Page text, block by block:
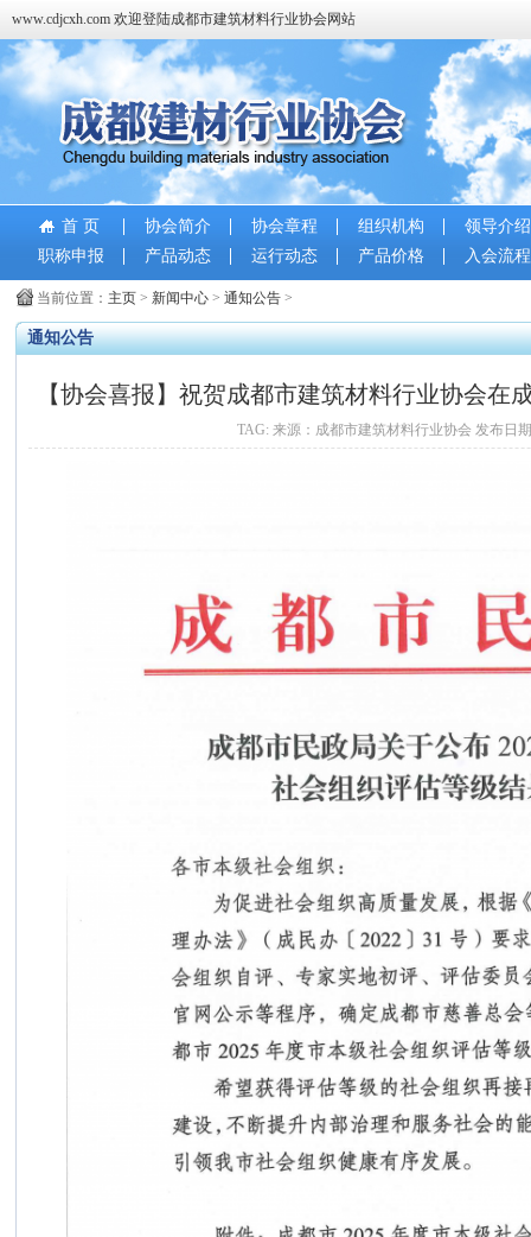
www.cdjcxh.com 欢迎登陆成都市建筑材料行业协会网站
首 页 协会简介 协会章程 组织机构
领导介绍
职称申报
产品动态 运行动态 产品价格 入会流程
当前位置： 主页 > 新闻中心 > 通知公告 >
通知公告
【协会喜报】祝贺成都市建筑材料行业协会在
估中荣获4A等
TAG: 来源：成都市建筑材料行业协会 发布日期